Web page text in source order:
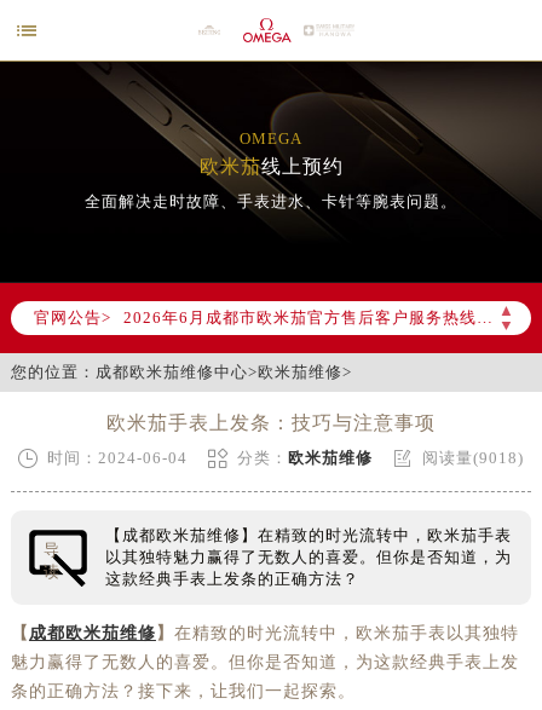

OMEGA
欧米茄线上预约
全面解决走时故障、手表进水、卡针等腕表问题。
官网公告>
▲
▼
2026年6月成都市欧米茄官方售后客户服务热线：400-877-2083
2026年6月欧米茄售后服务中心最新网点地址：
成都市锦江区人民东路6号SAC东原中心写字楼24层2406B室（需提前预约）
四川省成都市锦江区人民东路6号SAC东原中心24层2406B室欧米茄售后服务中心（需提前预约）
节假日正常营业！
您的位置： 成都欧米茄维修中心>欧米茄维修>
欧米茄手表上发条：技巧与注意事项
 时间：2024-06-04  分类： 欧米茄维修  阅读量(9018)
导
读
【成都欧米茄维修】在精致的时光流转中，欧米茄手表
以其独特魅力赢得了无数人的喜爱。但你是否知道，为
这款经典手表上发条的正确方法？
【 成都欧米茄维修 】 在精致的时光流转中，欧米茄手表以其独特
魅力赢得了无数人的喜爱。但你是否知道，为这款经典手表上发
条的正确方法？接下来，让我们一起探索。